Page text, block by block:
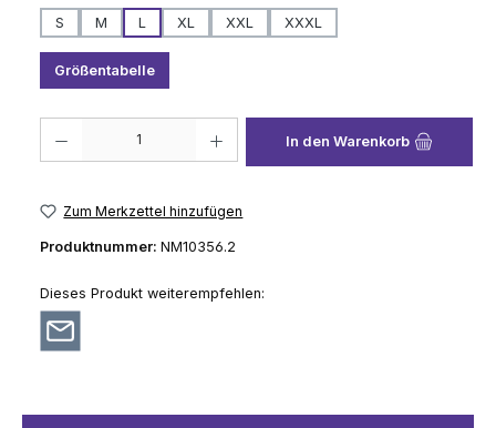
S
M L XL XXL XXXL
Größentabelle
In den Warenkorb
Zum Merkzettel hinzufügen
Produktnummer: NM10356.2
Dieses Produkt weiterempfehlen: